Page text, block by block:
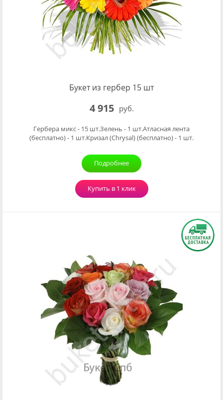
Букет из гербер 15 шт
4 915 руб.
Гербера микс - 15 шт.Зелень - 1 шт.Атласная лента
(бесплатно) - 1 шт.Кризал (Chrysal) (бесплатно) - 1 шт.
Подробнее
Купить в 1 клик